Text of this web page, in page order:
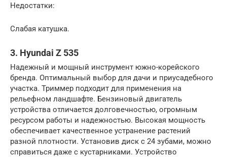
Недостатки:
Слабая катушка.
3. Hyundai Z 535
Надежный и мощный инструмент южно-корейского
бренда. Оптимальный выбор для дачи и приусадебного
участка. Триммер подходит для применения на
рельефном ландшафте. Бензиновый двигатель
устройства отличается долговечностью, огромным
ресурсом работы и надежностью. Высокая мощность
обеспечивает качественное устранение растений
разной плотности. Установив диск с 24 зубами, можно
справиться даже с кустарниками. Устройство